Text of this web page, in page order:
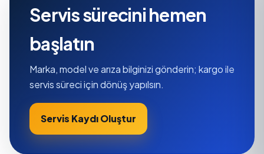
Servis sürecini hemen
başlatın
Marka, model ve arıza bilginizi gönderin; kargo ile
servis süreci için dönüş yapılsın.
Servis Kaydı Oluştur